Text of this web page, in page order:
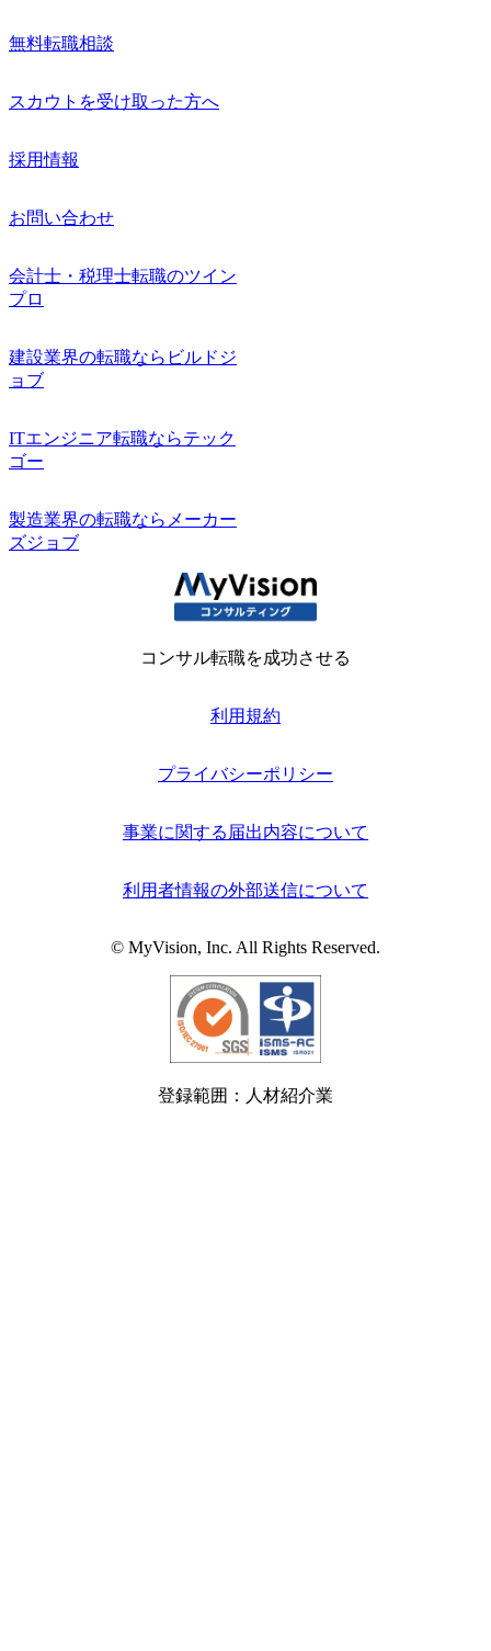
無料転職相談
スカウトを受け取った方へ
採用情報
お問い合わせ
会計士・税理士転職のツイン
プロ
建設業界の転職ならビルドジ
ョブ
ITエンジニア転職ならテック
ゴー
製造業界の転職ならメーカー
ズジョブ
コンサル転職を成功させる
利用規約
プライバシーポリシー
事業に関する届出内容について
利用者情報の外部送信について
© MyVision, Inc. All Rights Reserved.
登録範囲：人材紹介業